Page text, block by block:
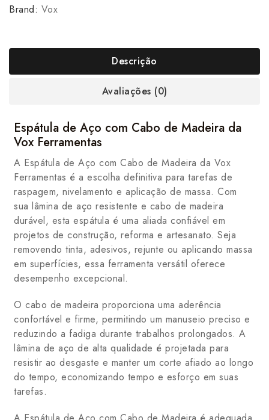
Brand: Vox
Descrição
Avaliações (0)
Espátula de Aço com Cabo de Madeira da
Vox Ferramentas
A Espátula de Aço com Cabo de Madeira da Vox
Ferramentas é a escolha definitiva para tarefas de
raspagem, nivelamento e aplicação de massa. Com
sua lâmina de aço resistente e cabo de madeira
durável, esta espátula é uma aliada confiável em
projetos de construção, reforma e artesanato. Seja
removendo tinta, adesivos, rejunte ou aplicando massa
em superfícies, essa ferramenta versátil oferece
desempenho excepcional.
O cabo de madeira proporciona uma aderência
confortável e firme, permitindo um manuseio preciso e
reduzindo a fadiga durante trabalhos prolongados. A
lâmina de aço de alta qualidade é projetada para
resistir ao desgaste e manter um corte afiado ao longo
do tempo, economizando tempo e esforço em suas
tarefas.